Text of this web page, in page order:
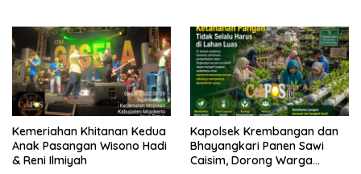
Negara (KTUN)
Kemeriahan Khitanan Kedua
Anak Pasangan Wisono Hadi
& Reni Ilmiyah
Kapolsek Krembangan dan
Bhayangkari Panen Sawi
Caisim, Dorong Warga